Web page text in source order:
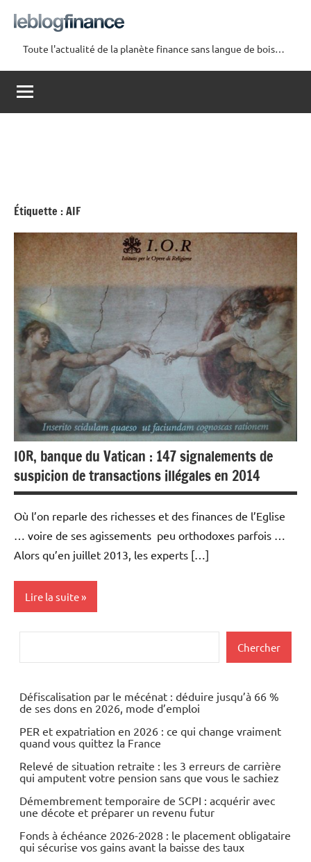
contenu
Le
Blog
Finance
Toute l'actualité de la planète finance sans langue de bois…
Étiquette :AIF
IOR, banque du Vatican : 147 signalements de
suspicion de transactions illégales en 2014
Où l’on reparle des richesses et des finances de l’Eglise
… voire de ses agissements peu orthodoxes parfois …
Alors qu’en juillet 2013, les experts […]
Lire la suite
Banques
Banques/Assurances
Chercher
Défiscalisation par le mécénat : déduire jusqu’à 66 %
de ses dons en 2026, mode d’emploi
PER et expatriation en 2026 : ce qui change vraiment
quand vous quittez la France
Relevé de situation retraite : les 3 erreurs de carrière
qui amputent votre pension sans que vous le sachiez
Démembrement temporaire de SCPI : acquérir avec
une décote et préparer un revenu futur
Fonds à échéance 2026-2028 : le placement obligataire
qui sécurise vos gains avant la baisse des taux